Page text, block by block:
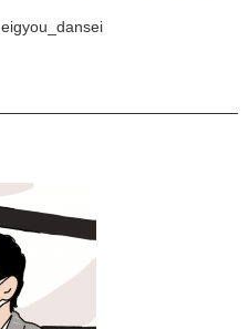
eigyou_dansei